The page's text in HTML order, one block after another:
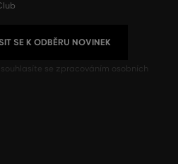
SE K ODBĚRU NOVINEK
souhlasíte se zpracováním osobních